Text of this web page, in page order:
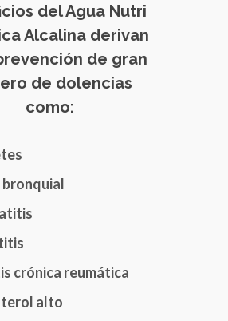
del Agua Nutri
Alcalina derivan
de gran
de dolencias
como:
bronquial
crónica reumática
alto